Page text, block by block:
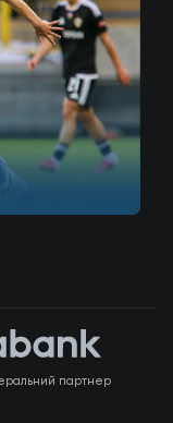
партнер